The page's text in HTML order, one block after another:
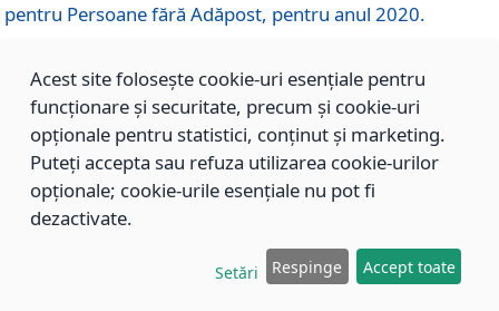
pentru Persoane fără Adăpost, pentru anul 2020.
827/10.12.2019
Aprobarea standardului de cost pentru serviciile
furnizate în cadrul Centrului Rezidențial pentru Persoane
Adăpost, pentru anul 2020.
Aprobarea standardului de cost pentru serviciile
Acest site folosește cookie-uri esențiale pentru
funcționare și securitate, precum și cookie-uri
opționale pentru statistici, conținut și marketing.
Puteți accepta sau refuza utilizarea cookie-urilor
opționale; cookie-urile esențiale nu pot fi
dezactivate.
Setări Respinge Accept toate